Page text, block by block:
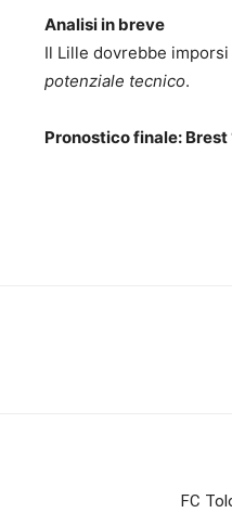
Analisi in breve
Il Lille dovrebbe
potenziale tecnico.
Pronostico finale: Brest
FC